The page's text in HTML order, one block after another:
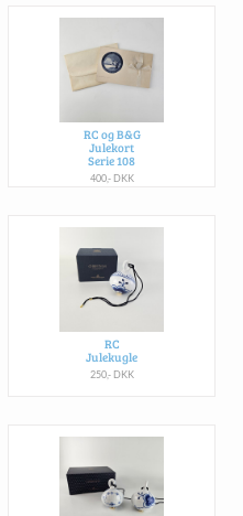
RC og B&G
Julekort
Serie 108
400,- DKK
RC
Julekugle
250,- DKK